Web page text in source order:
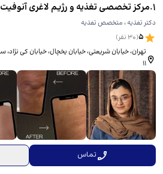
1
.مرکز تخصصی تغذیه و رژیم لاغری آنوفیت
دکتر تغذیه ، متخصص تغذیه
5
(
30نفر)
۱۱
تماس